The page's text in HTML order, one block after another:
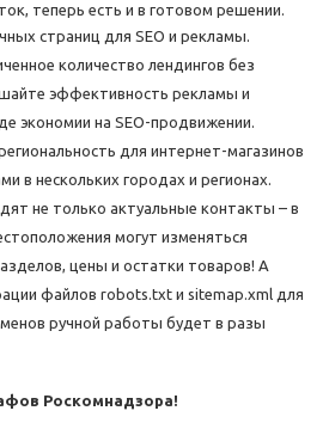
теперь есть и в готовом решении.
страниц для SEO и рекламы.
количество лендингов без
эффективность рекламы и
экономии на SEO-продвижении.
для интернет-магазинов
в нескольких городах и регионах.
не только актуальные контакты – в
могут изменяться
цены и остатки товаров! А
файлов robots.txt и sitemap.xml для
ручной работы будет в разы
Роскомнадзора!